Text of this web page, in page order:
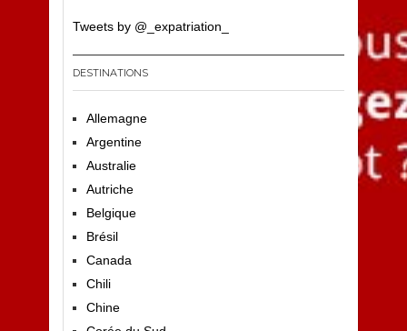
Tweets by @_expatriation_
DESTINATIONS
Allemagne
Argentine
Australie
Autriche
Belgique
Brésil
Canada
Chili
Chine